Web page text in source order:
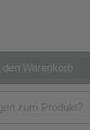
den Warenkorb
zum Produkt?